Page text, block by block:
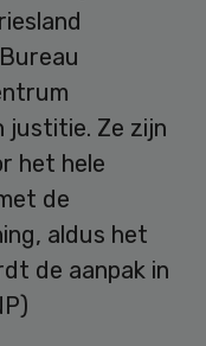
justitie. Ze zijn
het hele
de
aldus het
de aanpak in